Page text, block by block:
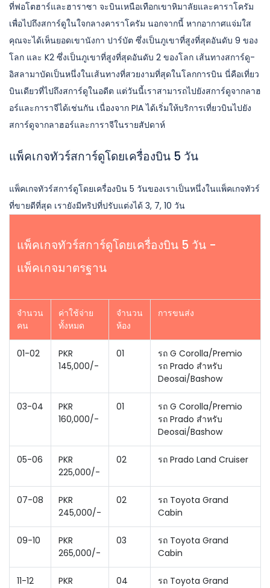
ที่ฟอโตฮาร์และฮาราซา จะบินเหนือเทือกเขาหิมาลัยและคาราโครัม
เพื่อไปถึงสการ์ดูในใจกลางคาราโครัม นอกจากนี้ หากอากาศแจ่มใส
คุณจะได้เห็นยอดเขานังกา ปาร์บัต ซึ่งเป็นภูเขาที่สูงที่สุดอันดับ 9 ของ
โลก และ K2 ซึ่งเป็นภูเขาที่สูงที่สุดอันดับ 2 ของโลก เส้นทางสการ์ดู-
อิสลามาบัดเป็นหนึ่งในเส้นทางที่สวยงามที่สุดในโลกการบิน นี่คือเที่ยว
บินเดียวที่ไปถึงสการ์ดูในอดีต แต่วันนี้เราสามารถไปยังสการ์ดูจากลาฮ
อร์และการาจีได้เช่นกัน เนื่องจาก PIA ได้เริ่มให้บริการเที่ยวบินไปยัง
สการ์ดูจากลาฮอร์และการาจีในรายสัปดาห์
แพ็คเกจทัวร์สการ์ดูโดยเครื่องบิน 5 วัน
แพ็คเกจทัวร์สการ์ดูโดยเครื่องบิน 5 วันของเราเป็นหนึ่งในแพ็คเกจทัวร์
ที่ขายดีที่สุด เรายังมีทริปที่ปรับแต่งได้ 3, 7, 10 วัน
แพ็คเกจทัวร์สการ์ดูโดยเครื่องบิน 5 วัน -
แพ็คเกจมาตรฐาน
จำนวน
คน
ค่าใช้จ่าย
ทั้งหมด
จำนวน
ห้อง
การขนส่ง
01-02
PKR
145,000/-
01
รถ G Corolla/Premio
รถ Prado สำหรับ
Deosai/Bashow
03-04
PKR
160,000/-
01
รถ G Corolla/Premio
รถ Prado สำหรับ
Deosai/Bashow
05-06
PKR
225,000/-
02 รถ Prado Land Cruiser
07-08
PKR
245,000/-
02
รถ Toyota Grand
Cabin
09-10
PKR
265,000/-
03
รถ Toyota Grand
Cabin
11-12
PKR
04
รถ Toyota Grand